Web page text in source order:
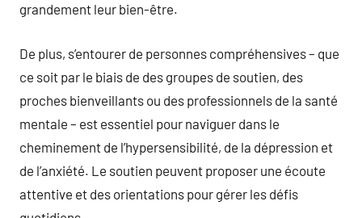
grandement leur bien-être.
De plus, s’entourer de personnes compréhensives – que
ce soit par le biais de des groupes de soutien, des
proches bienveillants ou des professionnels de la santé
mentale – est essentiel pour naviguer dans le
cheminement de l’hypersensibilité, de la dépression et
de l’anxiété. Le soutien peuvent proposer une écoute
attentive et des orientations pour gérer les défis